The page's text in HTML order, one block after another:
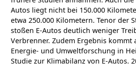
Autos liegt nicht bei 150.000
etwa 250.000 Kilometern. Tenor der
stoßen E-Autos deutlich weniger
Verbrenner. Zudem Ergebnis
Energie- und Umweltforschung in
Studie zur Klimabilanz von E-Autos.